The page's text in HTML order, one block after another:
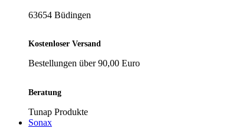
63654 Büdingen
Kostenloser Versand
Bestellungen über 90,00 Euro
Beratung
Tunap Produkte
Sonax